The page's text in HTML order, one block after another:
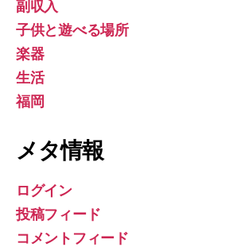
副収入
子供と遊べる場所
楽器
生活
福岡
メタ情報
ログイン
投稿フィード
コメントフィード